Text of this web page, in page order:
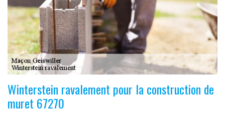
Winterstein ravalement pour la construction de
muret 67270